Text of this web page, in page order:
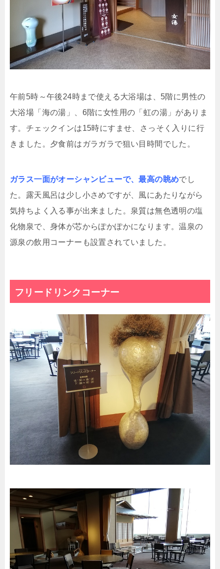
午前5時～午後24時まで使える大浴場は、5階に男性の
大浴場「海の湯」、6階に女性用の「虹の湯」がありま
す。チェックインは15時にすませ、さっそく入りに行
きました。夕食前はガラガラで狙い目時間でした。
ガラス一面がオーシャンビューで、最高の眺めでし
た。露天風呂は少し小さめですが、風にあたりながら
気持ちよく入る事が出来ました。泉質は無色透明の塩
化物泉で、身体が芯からぽかぽかになります。温泉の
源泉の飲用コーナーも設置されていました。
フリードリンクコーナー